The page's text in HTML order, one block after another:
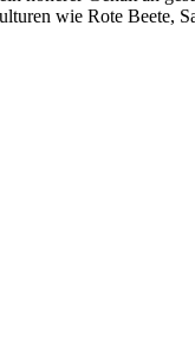
wie Rote Beete,